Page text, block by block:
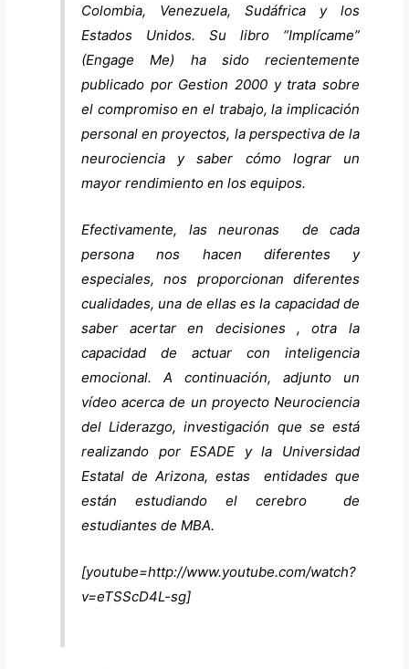
Colombia, Venezuela, Sudáfrica y los
Estados Unidos. Su libro “Implícame”
(Engage Me) ha sido recientemente
publicado por Gestion 2000 y trata sobre
el compromiso en el trabajo, la implicación
personal en proyectos, la perspectiva de la
neurociencia y saber cómo lograr un
mayor rendimiento en los equipos.
Efectivamente, las neuronas de cada
persona nos hacen diferentes y
especiales, nos proporcionan diferentes
cualidades, una de ellas es la capacidad de
saber acertar en decisiones , otra la
capacidad de actuar con inteligencia
emocional. A continuación, adjunto un
vídeo acerca de un proyecto Neurociencia
del Liderazgo, investigación que se está
realizando por ESADE y la Universidad
Estatal de Arizona, estas entidades que
están estudiando el cerebro de
estudiantes de MBA.
[youtube=http://www.youtube.com/watch?
v=eTSScD4L-sg]